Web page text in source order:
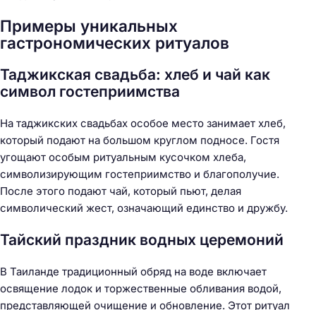
Примеры уникальных
гастрономических ритуалов
Таджикская свадьба: хлеб и чай как
символ гостеприимства
На таджикских свадьбах особое место занимает хлеб,
который подают на большом круглом подносе. Гостя
угощают особым ритуальным кусочком хлеба,
символизирующим гостеприимство и благополучие.
После этого подают чай, который пьют, делая
символический жест, означающий единство и дружбу.
Тайский праздник водных церемоний
В Таиланде традиционный обряд на воде включает
освящение лодок и торжественные обливания водой,
представляющей очищение и обновление. Этот ритуал